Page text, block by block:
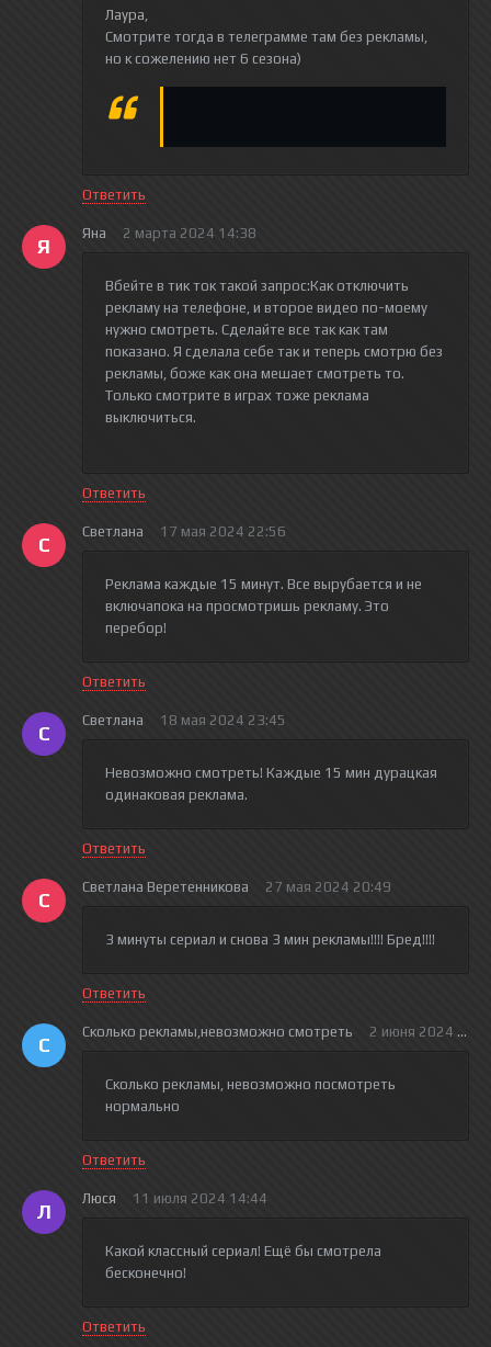
Лаура,
Смотрите тогда в телеграмме там без рекламы,
но к сожелению нет 6 сезона)
Ответить
Я
Яна 2 марта 2024 14:38
Вбейте в тик ток такой запрос:Как отключить
рекламу на телефоне, и второе видео по-моему
нужно смотреть. Сделайте все так как там
показано. Я сделала себе так и теперь смотрю без
рекламы, боже как она мешает смотреть то.
Только смотрите в играх тоже реклама
выключиться.
Ответить
С
Светлана 17 мая 2024 22:56
Реклама каждые 15 минут. Все вырубается и не
включапока на просмотришь рекламу. Это
перебор!
Ответить
С
Светлана 18 мая 2024 23:45
Невозможно смотреть! Каждые 15 мин дурацкая
одинаковая реклама.
Ответить
С
Светлана Веретенникова 27 мая 2024 20:49
3 минуты сериал и снова 3 мин рекламы!!!! Бред!!!!
Ответить
С
Сколько рекламы,невозможно смотреть 2 июня 2024
Сколько рекламы, невозможно посмотреть
нормально
Ответить
Л
Люся 11 июля 2024 14:44
Какой классный сериал! Ещё бы смотрела
бесконечно!
Ответить